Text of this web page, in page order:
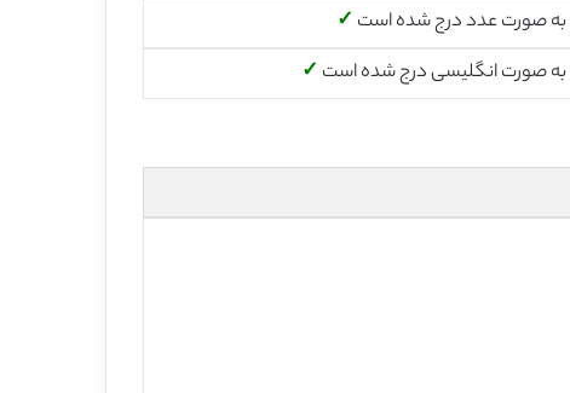
به صورت عدد درج شده است ✓
به صورت انگلیسی درج شده است ✓